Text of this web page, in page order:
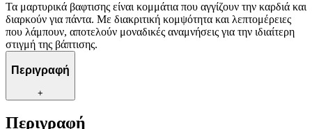
Τα μαρτυρικά βαφτισης είναι κομμάτια που αγγίζουν την καρδιά και
διαρκούν για πάντα. Με διακριτική κομψότητα και λεπτομέρειες
που λάμπουν, αποτελούν μοναδικές αναμνήσεις για την ιδιαίτερη
στιγμή της βάπτισης.
Περιγραφή
+
Περιγραφή